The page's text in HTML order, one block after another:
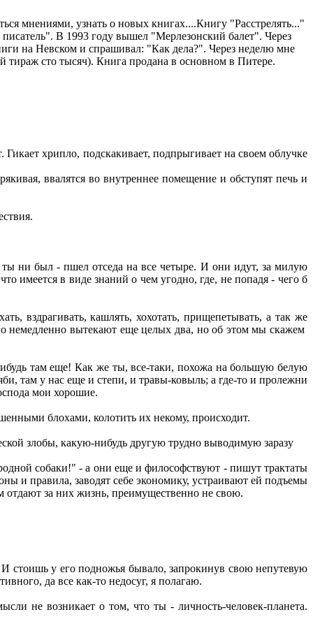
мнениями, узнать о новых книгах....Книгу "Расстрелять..."
писатель". В 1993 году вышел "Мерлезонский балет". Через
на Невском и спрашивал: "Как дела?". Через неделю мне
сто тысяч). Книга продана в основном в Питере.
хрипло, подскакивает, подпрыгивает на своем облучке
ввалятся во внутреннее помещение и обступят печь и
ты ни был - пшел отседа на все четыре. И они идут, за милую
имеется в виде знаний о чем угодно, где, не попадя - чего б
вздрагивать, кашлять, хохотать, прищепетывать, а так же
немедленно вытекают еще целых два, но об этом мы скажем
там еще! Как же ты, все-таки, похожа на большую белую
там у нас еще и степи, и травы-ковыль; а где-то и пролежни
мои хорошие.
блохами, колотить их некому, происходит.
злобы, какую-нибудь другую трудно выводимую заразу
собаки!" - а они еще и философствуют - пишут трактаты
и правила, заводят себе экономику, устраивают ей подъемы
отдают за них жизнь, преимущественно не свою.
стоишь у его подножья бывало, запрокинув свою непутевую
да все как-то недосуг, я полагаю.
не возникает о том, что ты - личность-человек-планета.